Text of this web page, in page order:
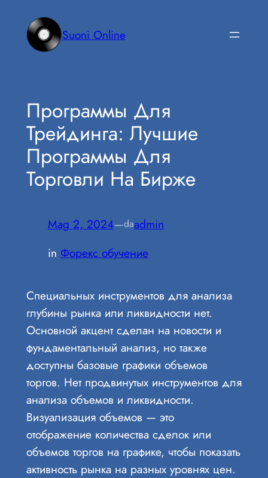
contenuto
Suoni Online
Программы Для
Трейдинга: Лучшие
Программы Для
Торговли На Бирже
Mag 2, 2024—daadmin
in Форекс обучение
Специальных инструментов для анализа
глубины рынка или ликвидности нет.
Основной акцент сделан на новости и
фундаментальный анализ, но также
доступны базовые графики объемов
торгов. Нет продвинутых инструментов для
анализа объемов и ликвидности.
Визуализация объемов — это
отображение количества сделок или
объемов торгов на графике, чтобы показать
активность рынка на разных уровнях цен.